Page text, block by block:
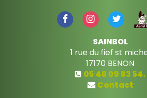
SAINBOL
1 rue du fief st
17170 BENON
05 46 09 83 54.
Contact